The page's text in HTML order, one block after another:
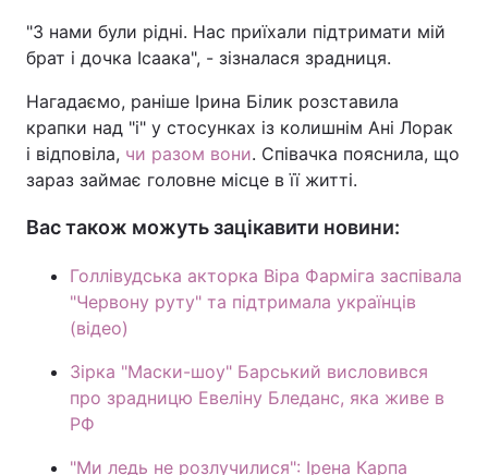
Тема оформлення
"З нами були рідні. Нас приїхали підтримати мій
брат і дочка Ісаака", - зізналася зрадниця.
Нагадаємо, раніше Ірина Білик розставила
крапки над "і" у стосунках із колишнім Ані Лорак
і відповіла, чи разом вони. Співачка пояснила, що
зараз займає головне місце в її житті.
Вас також можуть зацікавити новини:
Голлівудська акторка Віра Фарміга заспівала
"Червону руту" та підтримала українців
(відео)
Зірка "Маски-шоу" Барський висловився
про зрадницю Евеліну Бледанс, яка живе в
РФ
"Ми ледь не розлучилися": Ірена Карпа